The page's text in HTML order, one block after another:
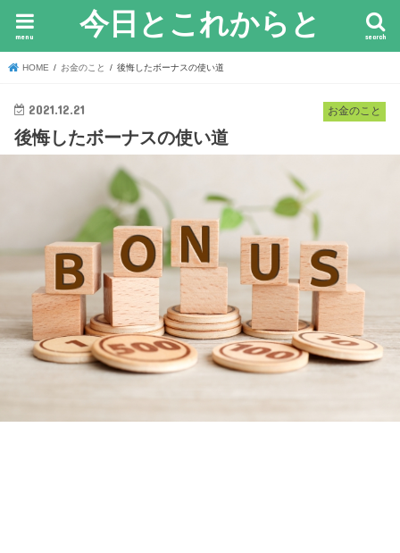
今日とこれからと search
menu
HOME お金のこと 後悔したボーナスの使い道
お金のこと
2021.12.21
後悔したボーナスの使い道